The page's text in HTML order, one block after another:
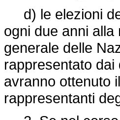
d) le elezioni
ogni due anni
generale delle
rappresentato
avranno ottenuto
rappresentanti